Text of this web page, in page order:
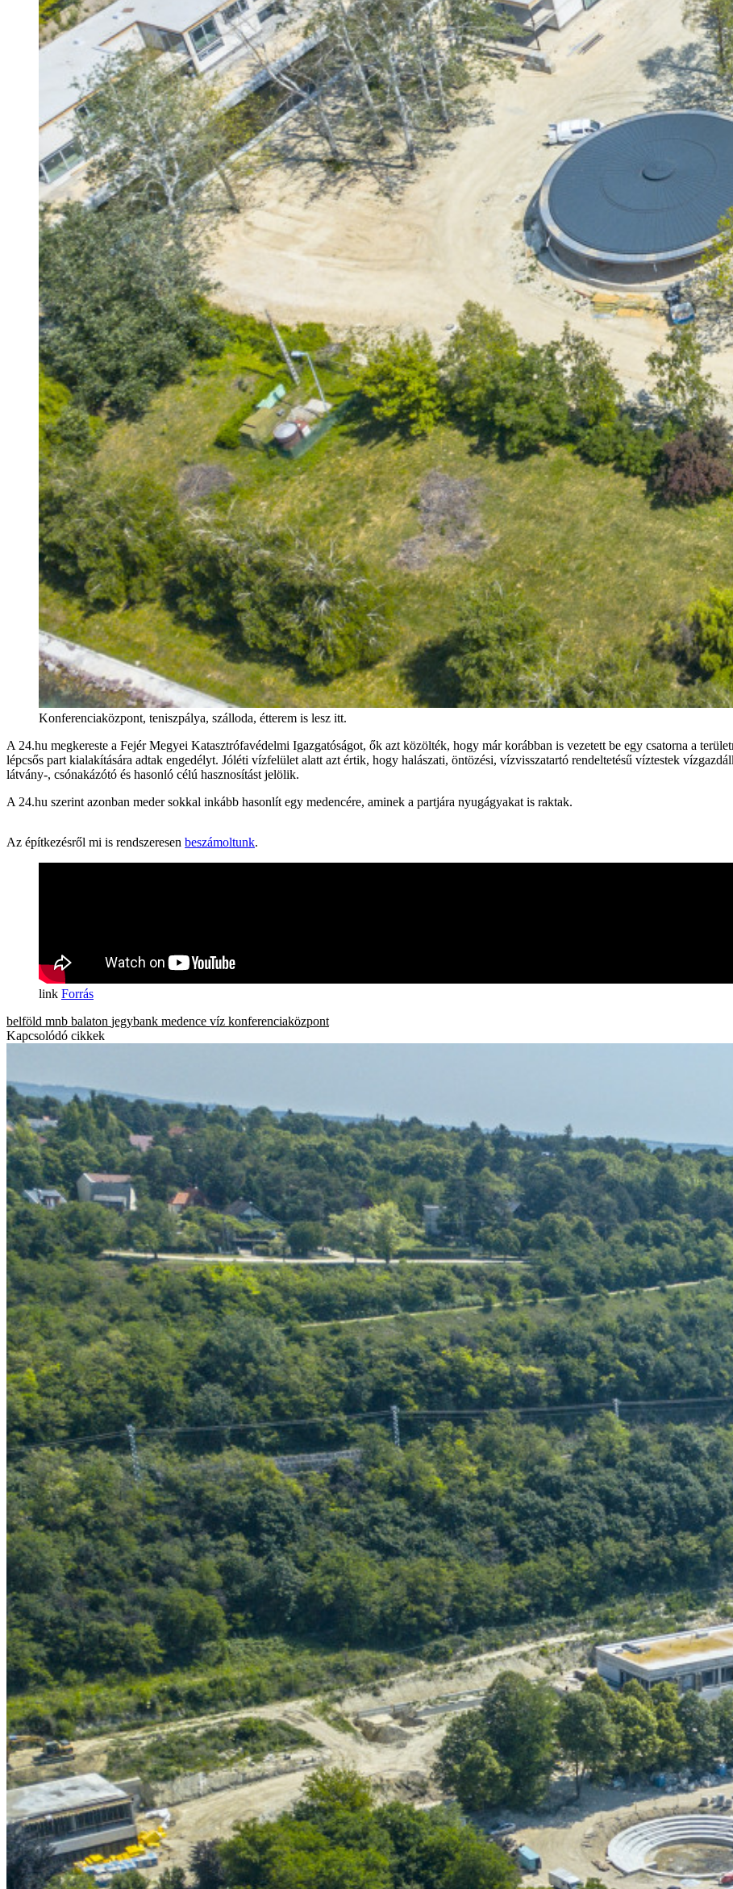
Konferenciaközpont, teniszpálya, szálloda, étterem is lesz itt.
A 24.hu megkereste a Fejér Megyei Katasztrófavédelmi Igazgatóságot, ők azt közölték, hogy már korábban is vezetett be egy csatorna a
lépcsős part kialakítására adtak engedélyt. Jóléti vízfelület alatt azt értik, hogy halászati, öntözési, vízvisszatartó rendeltetésű víztestek
látvány-, csónakázótó és hasonló célú hasznosítást jelölik.
A 24.hu szerint azonban meder sokkal inkább hasonlít egy medencére, aminek a partjára nyugágyakat is raktak.
Az építkezésről mi is rendszeresen beszámoltunk.
Forrás
belföld mnb balaton jegybank medence víz konferenciaközpont
Kapcsolódó cikkek